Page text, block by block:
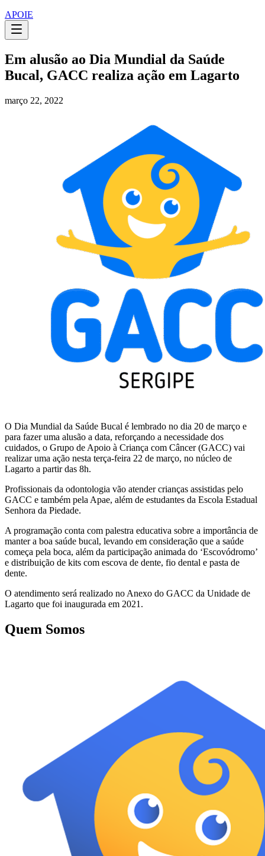
APOIE
Em alusão ao Dia Mundial da Saúde
Bucal, GACC realiza ação em Lagarto
março 22, 2022
O Dia Mundial da Saúde Bucal é lembrado no dia 20 de março e
para fazer uma alusão a data, reforçando a necessidade dos
cuidados, o Grupo de Apoio à Criança com Câncer (GACC) vai
realizar uma ação nesta terça-feira 22 de março, no núcleo de
Lagarto a partir das 8h.
Profissionais da odontologia vão atender crianças assistidas pelo
GACC e também pela Apae, além de estudantes da Escola Estadual
Senhora da Piedade.
A programação conta com palestra educativa sobre a importância de
manter a boa saúde bucal, levando em consideração que a saúde
começa pela boca, além da participação animada do ‘Escovódromo’
e distribuição de kits com escova de dente, fio dental e pasta de
dente.
O atendimento será realizado no Anexo do GACC da Unidade de
Lagarto que foi inaugurada em 2021.
Quem Somos